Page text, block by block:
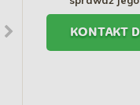
KONTAKT